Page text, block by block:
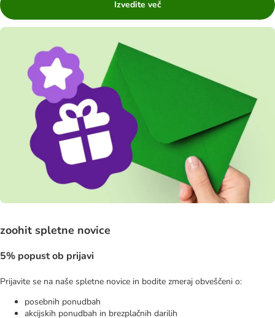
Izvedite več
zoohit spletne novice
5% popust ob prijavi
Prijavite se na naše spletne novice in bodite zmeraj obveščeni o:
posebnih ponudbah
akcijskih ponudbah in brezplačnih darilih